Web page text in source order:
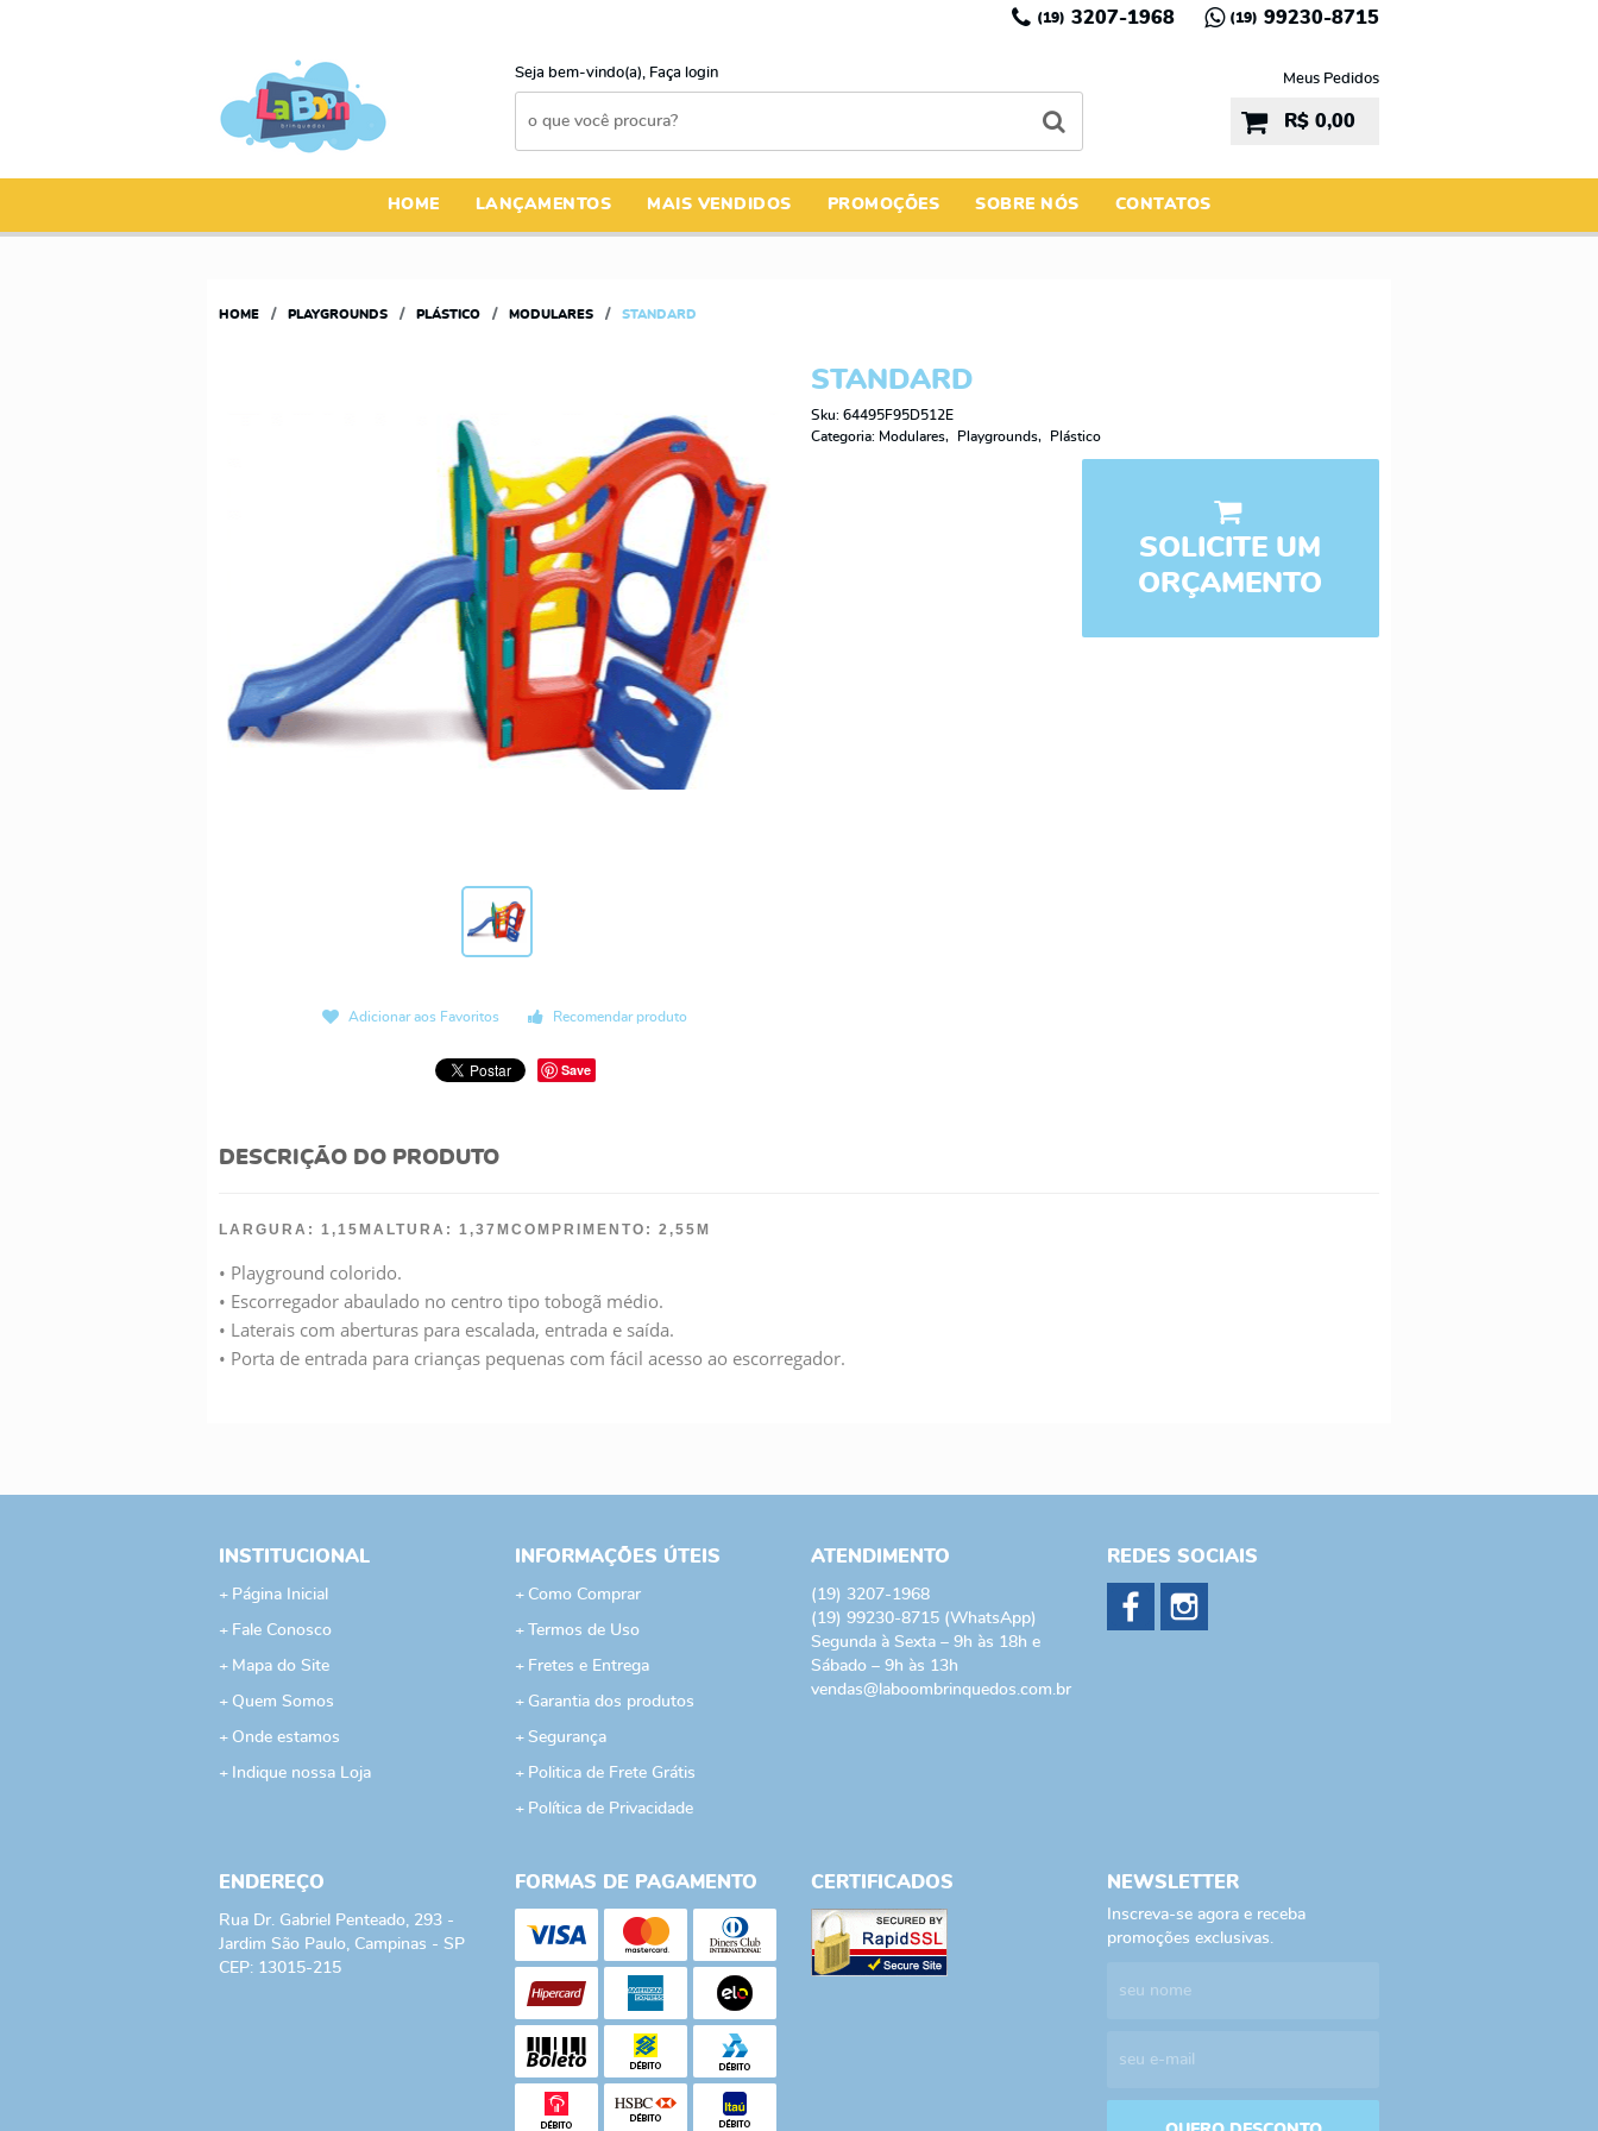
(19) 3207-1968 (19) 99230-8715
Seja bem-vindo(a), Faça login Meus Pedidos
R$ 0,00
HOME LANÇAMENTOS MAIS VENDIDOS PROMOÇÕES SOBRE NÓS CONTATOS
HOME PLAYGROUNDS PLÁSTICO MODULARES STANDARD
Adicionar aos Favoritos Recomendar produto
Save
STANDARD
Sku: 64495F95D512E
Categoria: Modulares Playgrounds Plástico
SOLICITE UM
ORÇAMENTO
DESCRIÇÃO DO PRODUTO
LARGURA: 1,15M ALTURA: 1,37M COMPRIMENTO: 2,55M
• Playground colorido.
• Escorregador abaulado no centro tipo tobogã médio.
• Laterais com aberturas para escalada, entrada e saída.
• Porta de entrada para crianças pequenas com fácil acesso ao escorregador.
INSTITUCIONAL
Página Inicial
Fale Conosco
Mapa do Site
Quem Somos
Onde estamos
Indique nossa Loja
INFORMAÇÕES ÚTEIS
Como Comprar
Termos de Uso
Fretes e Entrega
Garantia dos produtos
Segurança
Politica de Frete Grátis
Política de Privacidade
ATENDIMENTO
(19) 3207-1968
(19) 99230-8715 (WhatsApp)
Segunda à Sexta – 9h às 18h e
Sábado – 9h às 13h
vendas@laboombrinquedos.com.br
REDES SOCIAIS
ENDEREÇO
Rua Dr. Gabriel Penteado, 293 -
Jardim São Paulo, Campinas - SP
CEP: 13015-215
FORMAS DE PAGAMENTO CERTIFICADOS NEWSLETTER
Inscreva-se agora e receba
promoções exclusivas.